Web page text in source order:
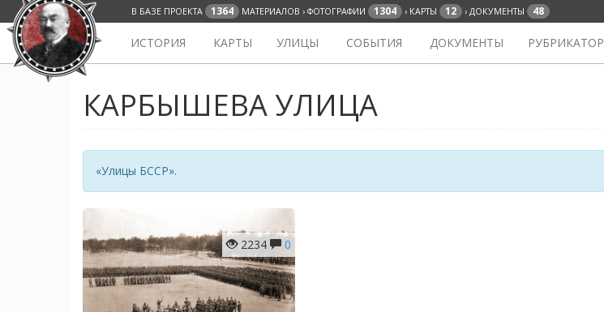
В БАЗЕ ПРОЕКТА 1364 МАТЕРИАЛОВ › ФОТОГРАФИИ 1304 › КАРТЫ 12 › ДОКУМЕНТЫ 48
ИСТОРИЯ КАРТЫ УЛИЦЫ СОБЫТИЯ ДОКУМЕНТЫ РУБРИКАТОР
КАРБЫШЕВА УЛИЦА
«Улицы БССР».
2234 0